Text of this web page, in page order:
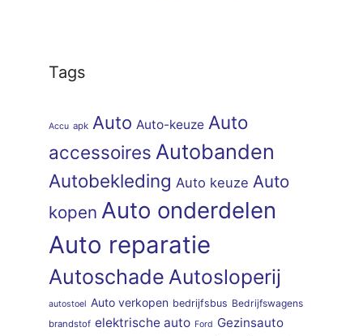
Tags
Accu apk Auto Auto-keuze Auto
accessoires Autobanden
Autobekleding Auto keuze Auto
kopen Auto onderdelen
Auto reparatie
Autoschade Autosloperij
autostoel Auto verkopen bedrijfsbus Bedrijfswagens
brandstof elektrische auto Ford Gezinsauto